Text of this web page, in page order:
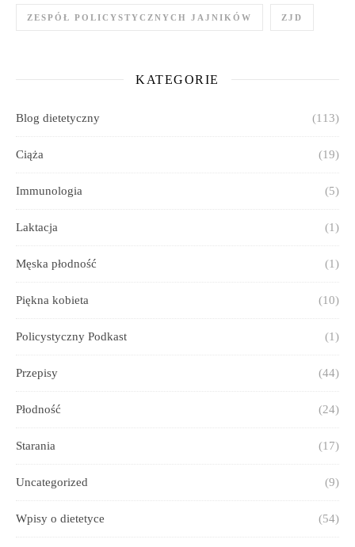
ZESPÓŁ POLICYSTYCZNYCH JAJNIKÓW ZJD
KATEGORIE
Blog dietetyczny (113)
Ciąża (19)
Immunologia (5)
Laktacja (1)
Męska płodność (1)
Piękna kobieta (10)
Policystyczny Podkast (1)
Przepisy (44)
Płodność (24)
Starania (17)
Uncategorized (9)
Wpisy o dietetyce (54)